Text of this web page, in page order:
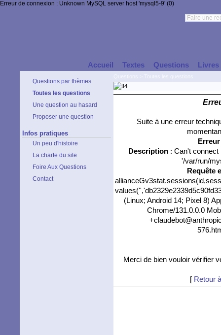
Erreur de connexion : Unknown MySQL server host 'mysql5-9' (0)
Accueil Textes Questions Livres
Questions par thèmes
Toutes les questions
Une question au hasard
Proposer une question
Infos pratiques
Un peu d'histoire
La charte du site
Foire Aux Questions
Contact
Suite à une erreur
Description: Can't connect
'/var/run/
Requête
(Linux; Android 14; Pixel 8)
Chrome/131.0.0.0
Merci de bien vouloir vérifier
[ Retour